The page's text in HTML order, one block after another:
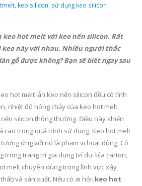
, keo silicon sử dụng keo silicon
hot melt với keo nến silicon. Rất
keo này với nhau. Nhiều người thắc
gỗ được không? Bạn sẽ biết ngay sau
hot melt lẫn keo nến silicon đều có tính
nhiệt độ nóng chảy của keo hot melt
silicon thông thường. Điều này khiến
cao trong quá trình sử dụng. Keo hot melt
ứng với nó là phạm vi hoạt động. Có
trong trang trí gia dụng (ví dụ: bìa carton,
melt chuyên dùng trong lĩnh vực xây
và sản xuất. Nếu có ai hỏi: keo hot